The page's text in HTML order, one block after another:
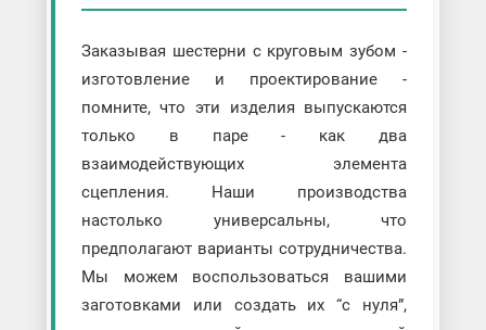
Заказывая шестерни с круговым зубом -
изготовление и проектирование -
помните, что эти изделия выпускаются
только в паре - как два
взаимодействующих элемента
сцепления. Наши производства
настолько универсальны, что
предполагают варианты сотрудничества.
Мы можем воспользоваться вашими
заготовками или создать их “с нуля”,